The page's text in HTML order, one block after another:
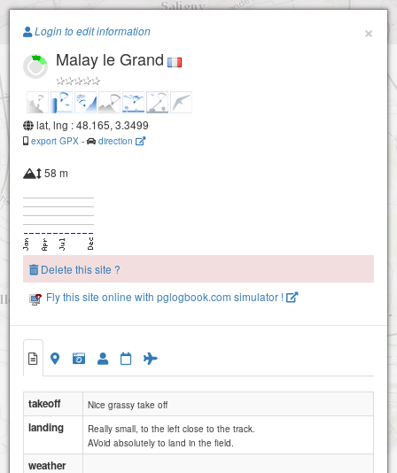
Paragliding.Earth
+
×
Login to edit information
Malay le Grand
lat, lng : 48.165, 3.3499
export GPX - direction
58 m
Delete this site ?
Fly this site online with pglogbook.com simulator !
takeoff Nice grassy take off
landing
Really small, to the left close to the track.
AVoid absolutely to land in the field.
weather